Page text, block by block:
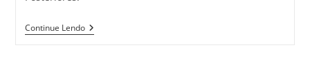
Continue Lendo